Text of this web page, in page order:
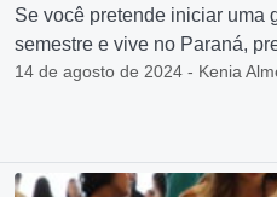
Se você pretende iniciar uma
semestre e vive no Paraná,
14 de agosto de 2024 - Kenia